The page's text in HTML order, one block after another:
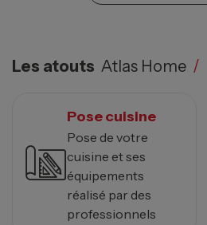
Les atouts Atlas Home /
Pose cuisine
Pose de votre
cuisine et ses
équipements
réalisé par des
professionnels